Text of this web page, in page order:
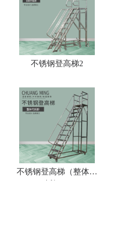
不锈钢登高梯2
不锈钢登高梯（整体可